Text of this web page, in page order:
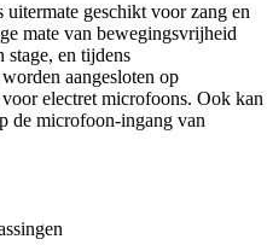
geschikt voor zang en
mate van bewegingsvrijheid
stage, en tijdens
aangesloten op
electret microfoons. Ook kan
de microfoon-ingang van